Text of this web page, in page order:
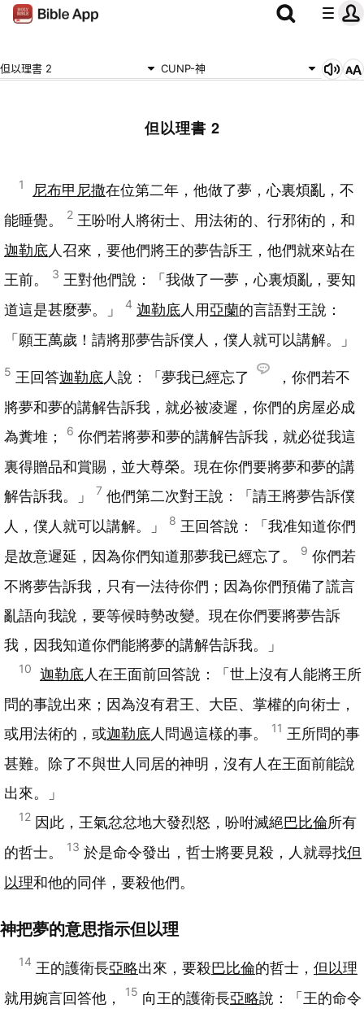
但以理書 2 CUNP-神
但以理書 2
1 尼布甲尼撒在位第二年，他做了夢，心裏煩亂，不
能睡覺。
2 王吩咐人將術士、用法術的、行邪術的，和
迦勒底人召來，要他們將王的夢告訴王，他們就來站在
王前。
3 王對他們說：「我做了一夢，心裏煩亂，要知
道這是甚麼夢。」
4 迦勒底人用亞蘭的言語對王說：
「願王萬歲！請將那夢告訴僕人，僕人就可以講解。」
5 王回答迦勒底人說：「夢我已經忘了
，你們若不
將夢和夢的講解告訴我，就必被凌遲，你們的房屋必成
為糞堆；
6 你們若將夢和夢的講解告訴我，就必從我這
裏得贈品和賞賜，並大尊榮。現在你們要將夢和夢的講
解告訴我。」
7 他們第二次對王說：「請王將夢告訴僕
人，僕人就可以講解。」
8 王回答說：「我准知道你們
是故意遲延，因為你們知道那夢我已經忘了。
9 你們若
不將夢告訴我，只有一法待你們；因為你們預備了謊言
亂語向我說，要等候時勢改變。現在你們要將夢告訴
我，因我知道你們能將夢的講解告訴我。」
10 迦勒底人在王面前回答說：「世上沒有人能將王所
問的事說出來；因為沒有君王、大臣、掌權的向術士，
或用法術的，或迦勒底人問過這樣的事。 11 王所問的事
甚難。除了不與世人同居的神明，沒有人在王面前能說
出來。」
12 因此，王氣忿忿地大發烈怒，吩咐滅絕巴比倫所有
的哲士。
13 於是命令發出，哲士將要見殺，人就尋找但
以理和他的同伴，要殺他們。
神把夢的意思指示但以理
14 王的護衛長亞略出來，要殺巴比倫的哲士， 但以理
就用婉言回答他，
15 向王的護衛長亞略說：「王的命令